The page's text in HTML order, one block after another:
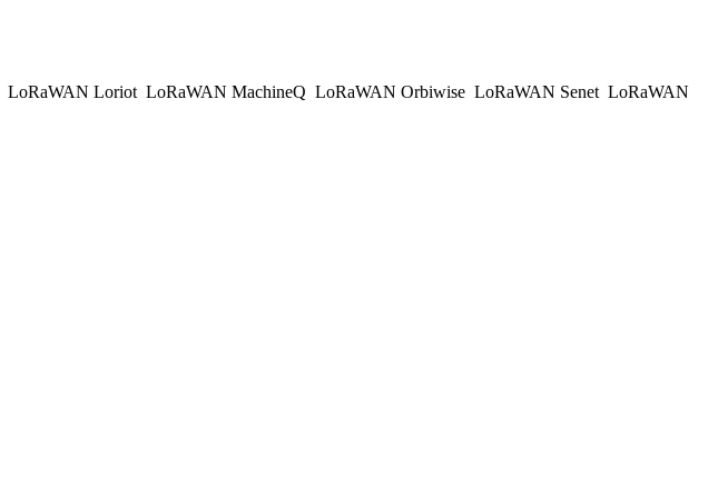
LoRaWAN Loriot LoRaWAN MachineQ LoRaWAN Orbiwise LoRaWAN Senet LoRaWAN